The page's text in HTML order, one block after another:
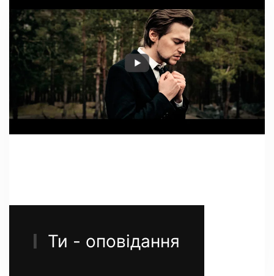
Ти - оповідання